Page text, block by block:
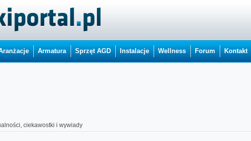
Armatura Sprzęt AGD Instalacje Wellness Forum Kontakt
ciekawostki i wywiady